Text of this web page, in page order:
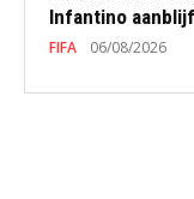
Infantino
FIFA 06/08/2026